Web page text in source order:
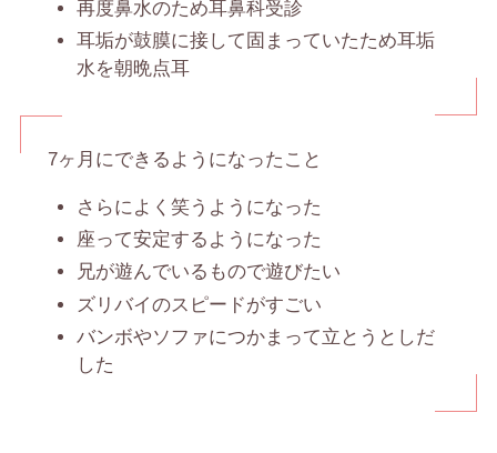
再度鼻水のため耳鼻科受診
耳垢が鼓膜に接して固まっていたため耳垢
水を朝晩点耳
7ヶ月にできるようになったこと
さらによく笑うようになった
座って安定するようになった
兄が遊んでいるもので遊びたい
ズリバイのスピードがすごい
バンボやソファにつかまって立とうとしだ
した